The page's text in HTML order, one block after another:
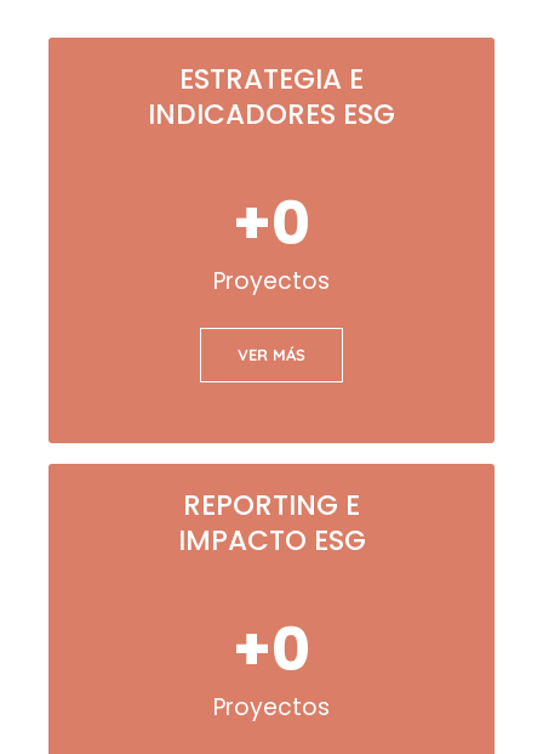
ESTRATEGIA E
INDICADORES ESG
Proyectos
+0
VER MÁS
REPORTING E
IMPACTO ESG
Proyectos
+0